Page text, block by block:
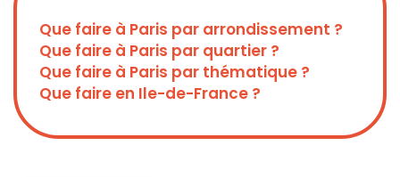
Que faire à Paris par arrondissement ?
Que faire à Paris par quartier ?
Que faire à Paris par thématique ?
Que faire en Ile-de-France ?